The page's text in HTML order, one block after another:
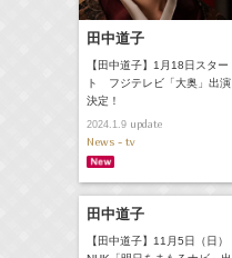
田中道子
【田中道子】1月18日スター
ト フジテレビ「大奥」出演
決定！
2024.1.9update
News - tv
田中道子
【田中道子】11月5日（日）